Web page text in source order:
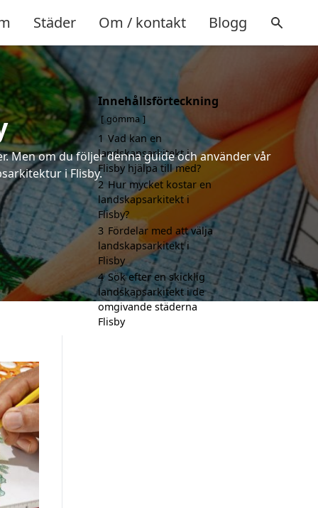
Städer Om / kontakt Blogg
Men om du följer denna guide och använder vår
i Flisby.
Innehållsförteckning
gömma
1 Vad kan en
landskapsarkitekt i
Flisby hjälpa till med?
2 Hur mycket kostar en
landskapsarkitekt i
Flisby?
3 Fördelar med att välja
landskapsarkitekt i
Flisby
4 Sök efter en skicklig
landskapsarkitekt i de
omgivande städerna
Flisby